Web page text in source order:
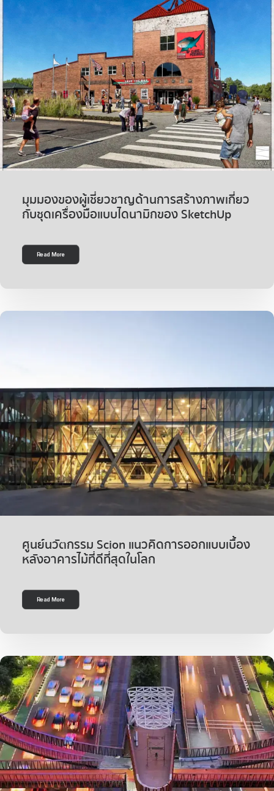
มุมมองของผู้เชี่ยวชาญด้านการสร้างภาพเกี่ยว
กับชุดเครื่องมือแบบไดนามิกของ SketchUp
Read More
ศูนย์นวัตกรรม Scion แนวคิดการออกแบบเบื้อง
หลังอาคารไม้ที่ดีที่สุดในโลก
Read More